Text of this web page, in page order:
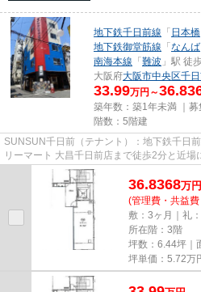
地下鉄千日前線 「 日本橋
地下鉄御堂筋線 「なんば
南海本線 「難波 」駅 徒
大阪府大阪市中央区千
33.99万円～
築年数：築1年未満 ｜募
階数：5階建
SUNSUN千日前（テナント）：地下鉄千日
リーマート 大昌千日前店まで徒歩2分と近場
ちらの物件にはエレベーターが...
36.8368万円
(管理費・共益
敷：3ヶ月｜礼
所在階：3階
坪数：6.44坪｜
坪単価： 5.72万